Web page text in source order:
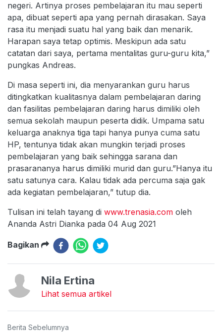
negeri. Artinya proses pembelajaran itu mau seperti
apa, dibuat seperti apa yang pernah dirasakan. Saya
rasa itu menjadi suatu hal yang baik dan menarik.
Harapan saya tetap optimis. Meskipun ada satu
catatan dari saya, pertama mentalitas guru-guru kita,”
pungkas Andreas.
Di masa seperti ini, dia menyarankan guru harus
ditingkatkan kualitasnya dalam pembelajaran daring
dan fasilitas pembelajaran daring harus dimiliki oleh
semua sekolah maupun peserta didik. Umpama satu
keluarga anaknya tiga tapi hanya punya cuma satu
HP, tentunya tidak akan mungkin terjadi proses
pembelajaran yang baik sehingga sarana dan
prasarananya harus dimiliki murid dan guru.”Hanya itu
satu satunya cara. Kalau tidak ada percuma saja gak
ada kegiatan pembelajaran,” tutup dia.
Tulisan ini telah tayang di www.trenasia.com oleh
Ananda Astri Dianka pada 04 Aug 2021
Bagikan
Nila Ertina
Lihat semua artikel
Berita Sebelumnya